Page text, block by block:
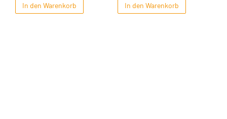
In den Warenkorb In den Warenkorb